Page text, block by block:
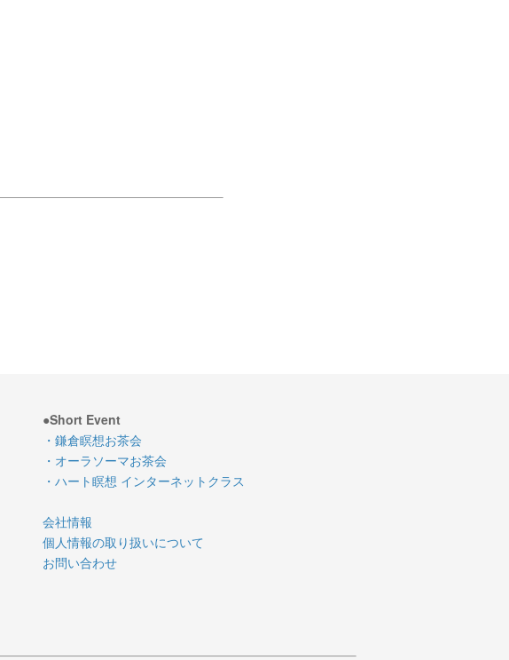
●Short Event
・鎌倉瞑想お茶会
・オーラソーマお茶会
・ハート瞑想 インターネットクラス
会社情報
個人情報の取り扱いについて
お問い合わせ